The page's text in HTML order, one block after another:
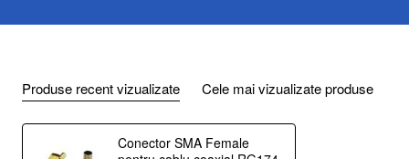
Produse recent vizualizate Cele mai vizualizate produse
Conector SMA Female